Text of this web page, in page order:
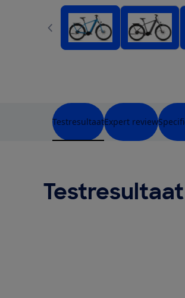
TestresultaatExpert review
Testresultaat